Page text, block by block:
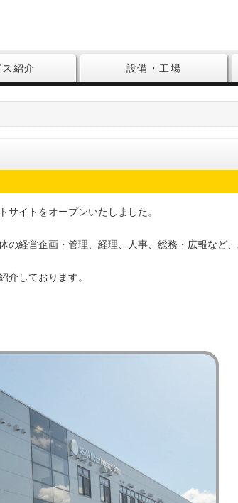
紹介 設備・工場
イトをオープンいたしました。
経営企画・管理、経理、人事、総務・広報など
介しております。